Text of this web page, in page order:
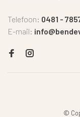
Telefoon: 0481 -
E-mail:
©